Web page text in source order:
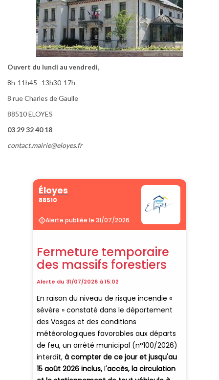
Ouvert du lundi au vendredi,
8h-11h45 13h30-17h
8 rue Charles de Gaulle
88510 ELOYES
03 29 32 40 18
contact.mairie@eloyes.fr